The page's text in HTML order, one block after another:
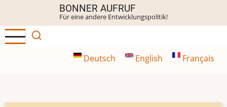
Inhalt
BONNER AUFRUF
Für eine andere Entwicklungspolitik!
Deutsch English Français